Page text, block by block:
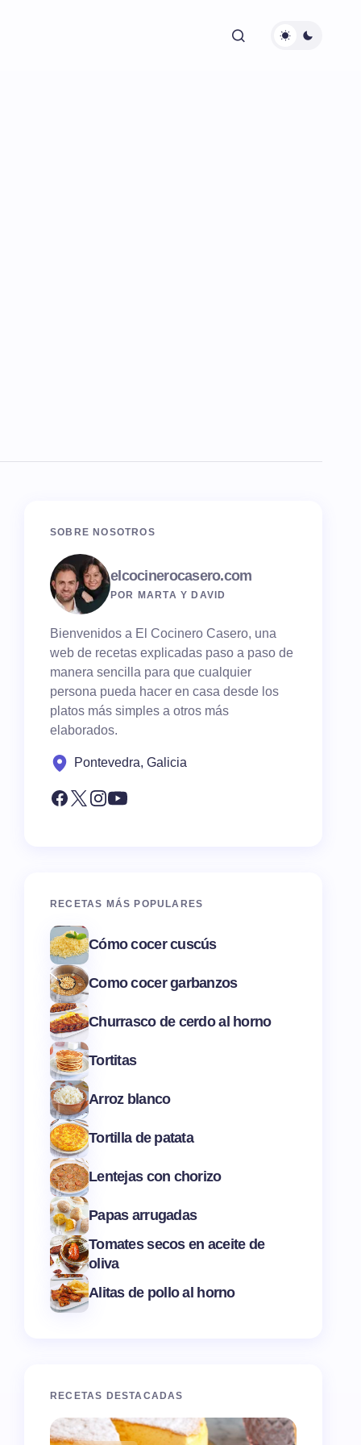
SOBRE NOSOTROS
elcocinerocasero.com
POR MARTA Y DAVID
Bienvenidos a El Cocinero Casero, una
web de recetas explicadas paso a paso de
manera sencilla para que cualquier
persona pueda hacer en casa desde los
platos más simples a otros más
elaborados.
Pontevedra, Galicia
RECETAS MÁS POPULARES
Cómo cocer cuscús
Como cocer garbanzos
Churrasco de cerdo al horno
Tortitas
Arroz blanco
Tortilla de patata
Lentejas con chorizo
Papas arrugadas
Tomates secos en aceite de
oliva
Alitas de pollo al horno
RECETAS DESTACADAS